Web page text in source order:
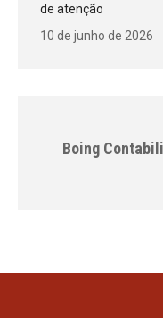
de atenção
10 de junho de 2026
Boing